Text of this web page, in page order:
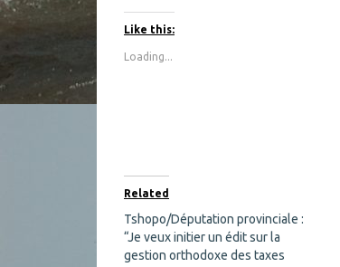
k
o
s
h
b
o
o
k
(
O
p
e
i
n
n
e
w
Like this:
Loading...
Related
Tshopo/Députation provinciale :
“Je veux initier un édit sur la
gestion orthodoxe des taxes